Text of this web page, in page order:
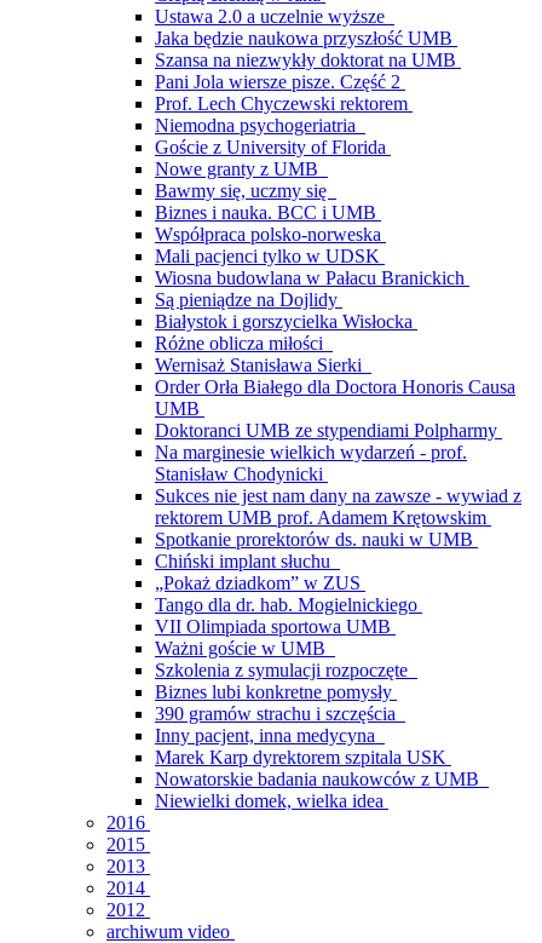
Ustawa 2.0 a uczelnie wyższe
Jaka będzie naukowa przyszłość UMB
Szansa na niezwykły doktorat na UMB
Pani Jola wiersze pisze. Część 2
Prof. Lech Chyczewski rektorem
Niemodna psychogeriatria
Goście z University of Florida
Nowe granty z UMB
Bawmy się, uczmy się
Biznes i nauka. BCC i UMB
Współpraca polsko-norweska
Mali pacjenci tylko w UDSK
Wiosna budowlana w Pałacu Branickich
Są pieniądze na Dojlidy
Białystok i gorszycielka Wisłocka
Różne oblicza miłości
Wernisaż Stanisława Sierki
Order Orła Białego dla Doctora Honoris Causa
UMB
Doktoranci UMB ze stypendiami Polpharmy
Na marginesie wielkich wydarzeń - prof.
Stanisław Chodynicki
Sukces nie jest nam dany na zawsze - wywiad z
rektorem UMB prof. Adamem Krętowskim
Spotkanie prorektorów ds. nauki w UMB
Chiński implant słuchu
„Pokaż dziadkom” w ZUS
Tango dla dr. hab. Mogielnickiego
VII Olimpiada sportowa UMB
Ważni goście w UMB
Szkolenia z symulacji rozpoczęte
Biznes lubi konkretne pomysły
390 gramów strachu i szczęścia
Inny pacjent, inna medycyna
Marek Karp dyrektorem szpitala USK
Nowatorskie badania naukowców z UMB
Niewielki domek, wielka idea
2016
2015
2013
2014
2012
archiwum video